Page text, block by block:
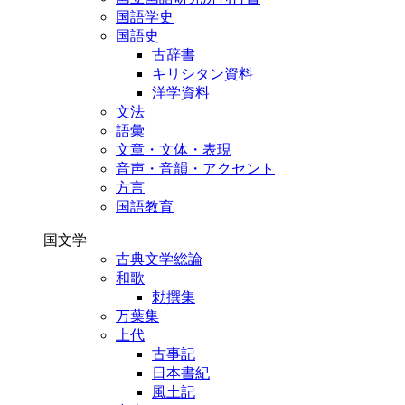
国語学史
国語史
古辞書
キリシタン資料
洋学資料
文法
語彙
文章・文体・表現
音声・音韻・アクセント
方言
国語教育
国文学
古典文学総論
和歌
勅撰集
万葉集
上代
古事記
日本書紀
風土記